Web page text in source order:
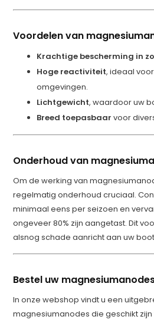
Voordelen van
Krachtige bescherming in
Hoge reactiviteit, ideaal
omgevingen.
Lichtgewicht, waardoor uw
Breed toepasbaar voor
Onderhoud van
Om de werking van
regelmatig onderhoud cruciaal.
minimaal eens per seizoen en
ongeveer 80% zijn aangetast. Dit
alsnog schade aanricht aan uw
Bestel uw
In onze webshop vindt u een
magnesiumanodes die geschikt